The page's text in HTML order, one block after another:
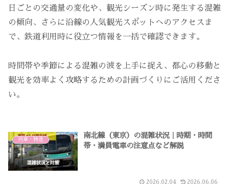
日ごとの交通量の変化や、観光シーズン時に発生する混雑
の傾向、さらに沿線の人気観光スポットへのアクセスま
で、鉄道利用時に役立つ情報を一括で確認できます。
時間帯や季節による混雑の波を上手に捉え、都心の移動と
観光を効率よく攻略するための計画づくりにご活用くださ
い。
列車・特急
南北線（東京）の混雑状況｜時期・時間
帯・満員電車の注意点など解説
2026.02.04 2026.06.06